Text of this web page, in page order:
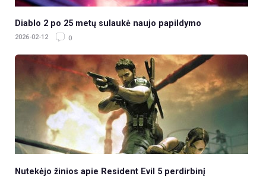
Diablo 2 po 25 metų sulaukė naujo papildymo
2026-02-12 0
Nutekėjo žinios apie Resident Evil 5 perdirbinį